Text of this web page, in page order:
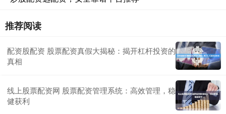
推荐阅读
配资股配资 股票配资真假大揭秘：揭开杠杆投资的
真相
线上股票配资网 股票配资管理系统：高效管理，稳
健获利